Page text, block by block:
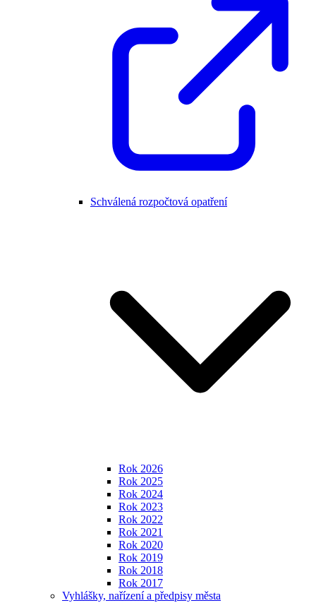
Schválená rozpočtová opatření
Rok 2026
Rok 2025
Rok 2024
Rok 2023
Rok 2022
Rok 2021
Rok 2020
Rok 2019
Rok 2018
Rok 2017
Vyhlášky, nařízení a předpisy města